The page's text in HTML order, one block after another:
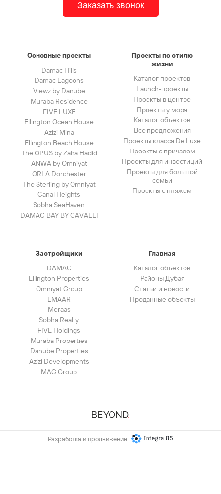
Основные проекты
Damac Hills
Damac Lagoons
Viewz by Danube
Muraba Residence
FIVE LUXE
Ellington Ocean House
Azizi Mina
Ellington Beach House
The OPUS by Zaha Hadid
ANWA by Omniyat
ORLA Dorchester
The Sterling by Omniyat
Canal Heights
Sobha SeaHaven
DAMAC BAY BY CAVALLI
Проекты по стилю
жизни
Каталог проектов
Launch-проекты
Проекты в центре
Проекты у моря
Каталог объектов
Все предложения
Проекты класса De Luxe
Проекты с причалом
Проекты для инвестиций
Проекты для большой
семьи
Проекты с пляжем
Застройщики
DAMAC
Ellington Properties
Omniyat Group
EMAAR
Meraas
Sobha Realty
FIVE Holdings
Muraba Properties
Danube Properties
Azizi Developments
MAG Group
Главная
Каталог объектов
Районы Дубая
Статьи и новости
Проданные объекты
Заказать звонок
Разработка и продвижение